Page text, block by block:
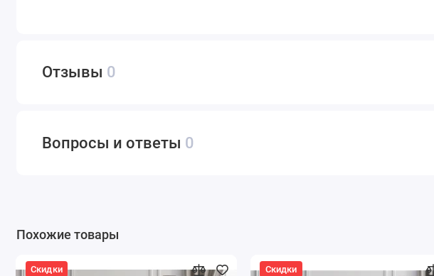
Отзывы 0
Вопросы и ответы 0
Похожие товары
Скидки Скидки